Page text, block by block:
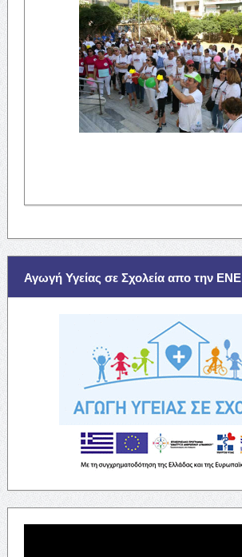
Αγωγή Υγείας σε Σχολεία απο την ΕΝΕ